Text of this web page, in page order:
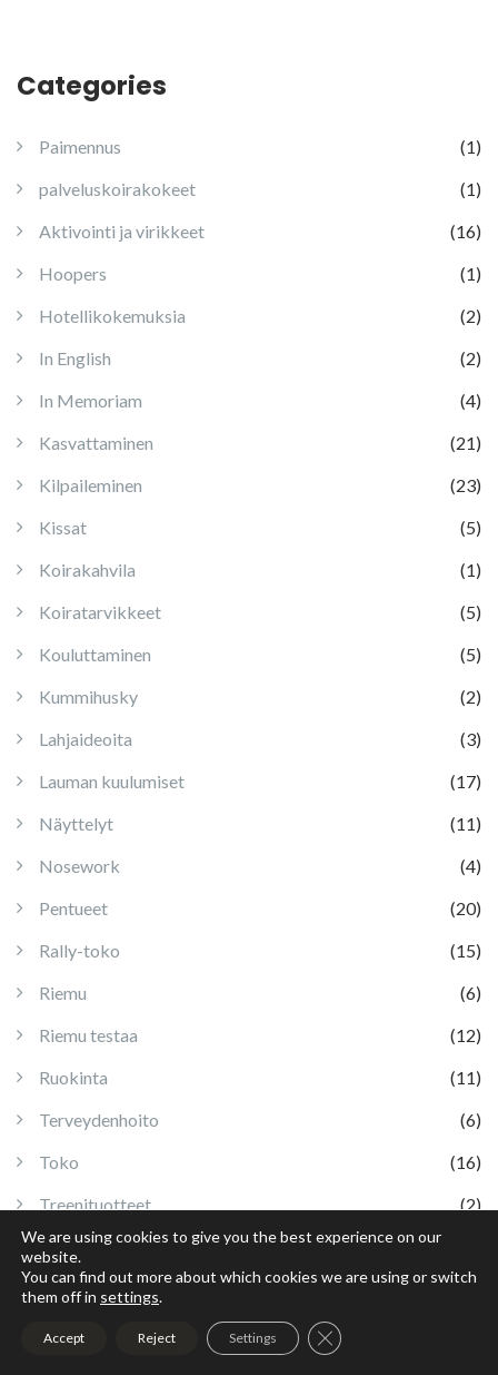
Categories
Paimennus
(1)
palveluskoirakokeet
(1)
Aktivointi ja virikkeet
(16)
Hoopers
(1)
Hotellikokemuksia
(2)
In English
(2)
In Memoriam
(4)
Kasvattaminen
(21)
Kilpaileminen
(23)
Kissat
(5)
Koirakahvila
(1)
Koiratarvikkeet
(5)
Kouluttaminen
(5)
Kummihusky
(2)
Lahjaideoita
(3)
Lauman kuulumiset
(17)
Näyttelyt
(11)
Nosework
(4)
Pentueet
(20)
Rally-toko
(15)
Riemu
(6)
Riemu testaa
(12)
Ruokinta
(11)
Terveydenhoito
(6)
Toko
(16)
Treenituotteet
(2)
Turkinhoito
Vaellus
(8)
Vappu
We are using cookies to give you the best experience on our
website.
You can find out more about which cookies we are using or switch
them off in settings.
Accept Reject Settings Close GDPR Cookie